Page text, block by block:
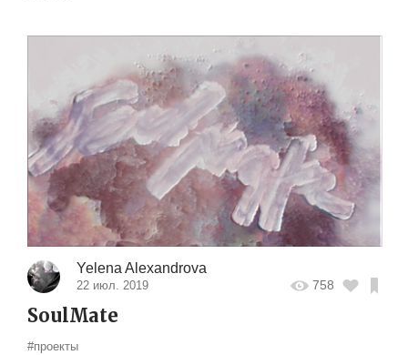
Yelena Alexandrova
22 июл. 2019 758
SoulMate
#проекты